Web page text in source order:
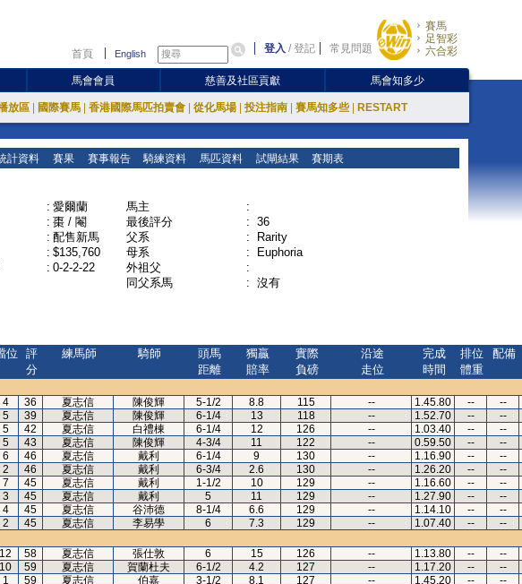
首頁 English 登入 /登記 常見問題
賽馬
足智彩
六合彩
馬會會員 慈善及社區貢獻 馬會知多少
放區 國際賽馬 香港國際馬匹拍賣會 從化馬場 投注指南 賽馬知多些 RESTART
計資料 賽果 賽事報告 騎練資料 馬匹資料 試閘結果 賽期表
: 愛爾蘭
: 棗 / 閹
: 配售新馬
: $135,760
: 0-2-2-22
馬主
:
最後評分
: 36
父系
:
Rarity
母系
:
Euphoria
外祖父
:
同父系馬
: 沒有
位
評
分
練馬師 騎師
頭馬
距離
獨贏
賠率
實際
負磅
沿途
走位
完成
時間
排位
體重
配備
4 36 夏志信 陳俊輝 5-1/2 8.8 115 -- 1.45.80 -- --
5 39 夏志信 陳俊輝 6-1/4 13 118 -- 1.52.70 -- --
5 42 夏志信 白禮棟 6-1/4 12 126 -- 1.03.40 -- --
5 43 夏志信 陳俊輝 4-3/4 11 122 -- 0.59.50 -- --
6 46 夏志信 戴利 6-1/4 9 130 -- 1.16.90 -- --
2 46 夏志信 戴利 6-3/4 2.6 130 -- 1.26.20 -- --
7 45 夏志信 戴利 1-1/2 10 129 -- 1.16.60 -- --
3 45 夏志信 戴利 5 11 129 -- 1.27.90 -- --
4 45 夏志信 谷沛德 8-1/4 6.6 129 -- 1.14.10 -- --
2 45 夏志信 李易學 6 7.3 129 -- 1.07.40 -- --
12 58 夏志信 張仕敦 6 15 126 -- 1.13.80 -- --
10 59 夏志信 賀蘭杜夫 6-1/2 4.2 127 -- 1.17.20 -- --
1 59 夏志信 伯嘉 3-1/2 8.1 127 -- 1.45.20 -- --